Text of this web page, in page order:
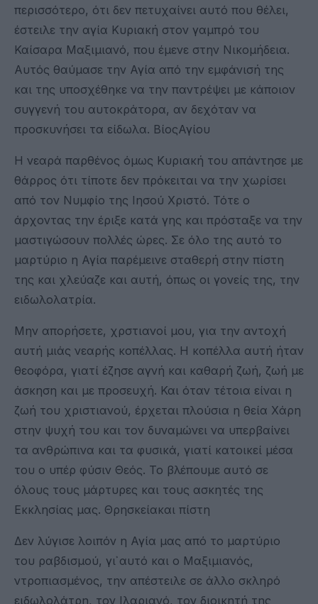
περισσότερο, ότι δεν πετυχαίνει αυτό που θέλει,
έστειλε την αγία Κυριακή στον γαμπρό του
Καίσαρα Μαξιμιανό, που έμενε στην Νικομήδεια.
Αυτός θαύμασε την Αγία από την εμφάνισή της
και της υποσχέθηκε να την παντρέψει με κάποιον
συγγενή του αυτοκράτορα, αν δεχόταν να
προσκυνήσει τα είδωλα. ΒίοςΑγίου
Η νεαρά παρθένος όμως Κυριακή του απάντησε με
θάρρος ότι τίποτε δεν πρόκειται να την χωρίσει
από τον Νυμφίο της Ιησού Χριστό. Τότε ο
άρχοντας την έριξε κατά γης και πρόσταξε να την
μαστιγώσουν πολλές ώρες. Σε όλο της αυτό το
μαρτύριο η Αγία παρέμεινε σταθερή στην πίστη
της και χλεύαζε και αυτή, όπως οι γονείς της, την
ειδωλολατρία.
Μην απορήσετε, χρστιανοί μου, για την αντοχή
αυτή μιάς νεαρής κοπέλλας. Η κοπέλλα αυτή ήταν
θεοφόρα, γιατί έζησε αγνή και καθαρή ζωή, ζωή με
άσκηση και με προσευχή. Και όταν τέτοια είναι η
ζωή του χριστιανού, έρχεται πλούσια η θεία Χάρη
στην ψυχή του και τον δυναμώνει να υπερβαίνει
τα ανθρώπινα και τα φυσικά, γιατί κατοικεί μέσα
του ο υπέρ φύσιν Θεός. Το βλέπουμε αυτό σε
όλους τους μάρτυρες και τους ασκητές της
Εκκλησίας μας. Θρησκείακαι πίστη
Δεν λύγισε λοιπόν η Αγία μας από το μαρτύριο
του ραβδισμού, γι᾽ αυτό και ο Μαξιμιανός,
ντροπιασμένος, την απέστειλε σε άλλο σκληρό
ειδωλολάτρη, τον Ιλαριανό, τον διοικητή της